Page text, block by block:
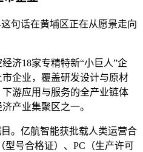
句话在黄埔区正在从愿景走向
济18家专精特新“小巨人”企
企业，覆盖研发设计与原材
游应用与服务的全产业链体
产业集聚区之一。
。亿航智能获批载人类运营合
型号合格证）、PC（生产许可